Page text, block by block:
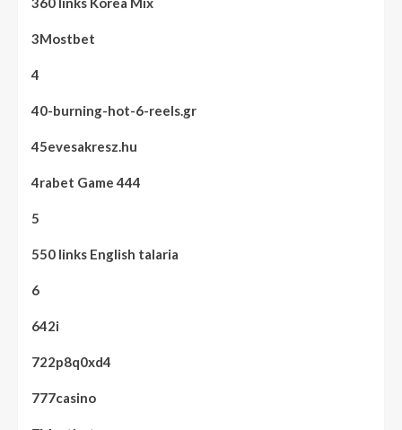
3Mostbet
4
40-burning-hot-6-reels.gr
45evesakresz.hu
4rabet Game 444
5
550 links English talaria
6
642i
722p8q0xd4
777casino